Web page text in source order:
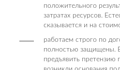
положительного
затратах ресурсов.
сказывается и на
работаем строго по
полностью защищены.
предъявить претензию